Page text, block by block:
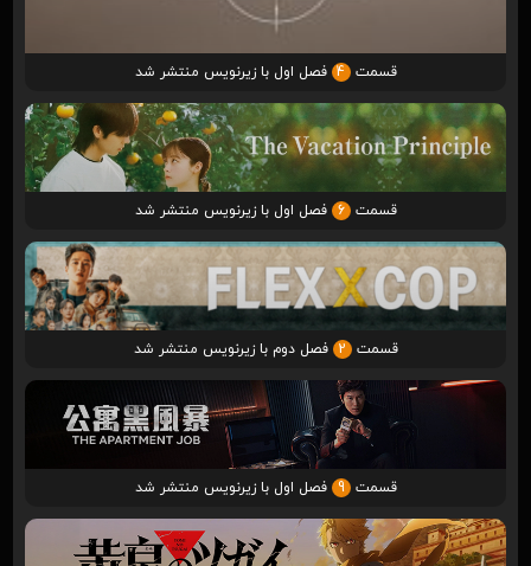
قسمت 4 فصل اول با زیرنویس منتشر شد
قسمت 6 فصل اول با زیرنویس منتشر شد
قسمت 2 فصل دوم با زیرنویس منتشر شد
قسمت 9 فصل اول با زیرنویس منتشر شد